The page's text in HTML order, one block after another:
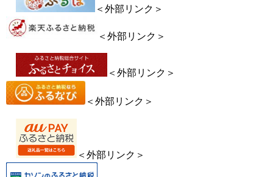
＜外部リンク＞
＜外部リンク＞
＜外部リンク＞
＜外部リンク＞
＜外部リンク＞